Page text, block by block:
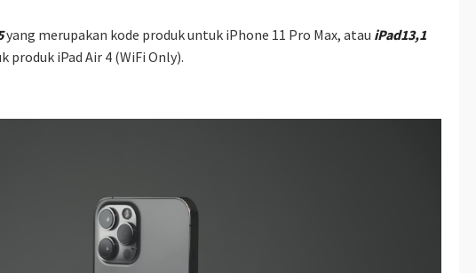
yang merupakan kode produk untuk iPhone 11 Pro Max, atau iPad13,1
produk iPad Air 4 (WiFi Only).